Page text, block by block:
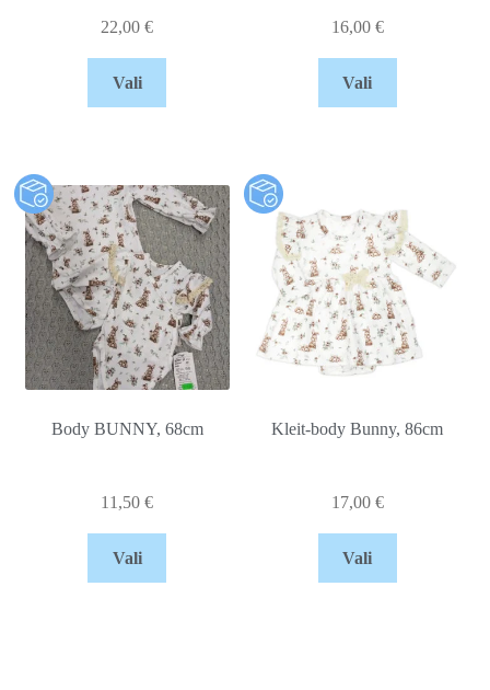
22,00€
Vali
16,00 €
Vali
Body BUNNY, 68cm
11,50€
Vali
Kleit-body Bunny, 86cm
17,00 €
Vali